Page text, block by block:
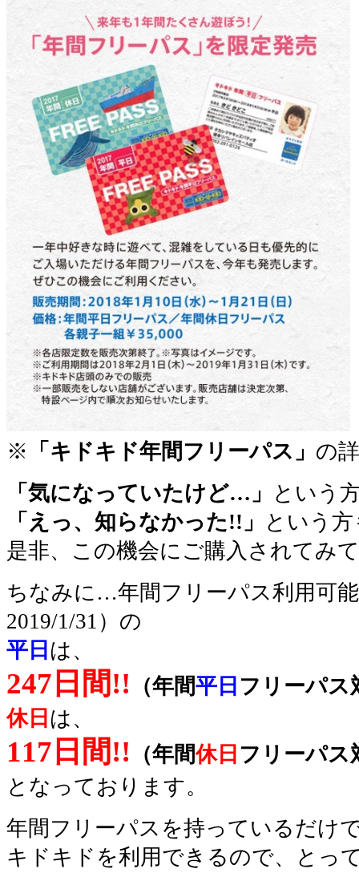
※ 「キドキド年間フリーパス」 の
「気になっていたけど…」
という
「えっ、知らなかった!!」
という
是非、この機会にご購入されてみ
ちなみに…年間フリーパス利用可
2019/1/31）の
平日 は、
247日間!! （年間平日 フリーパス
休日 は、
117日間!! （年間休日 フリーパス
となっております。
年間フリーパスを持っているだけ
キドキドを利用できるので、とっ